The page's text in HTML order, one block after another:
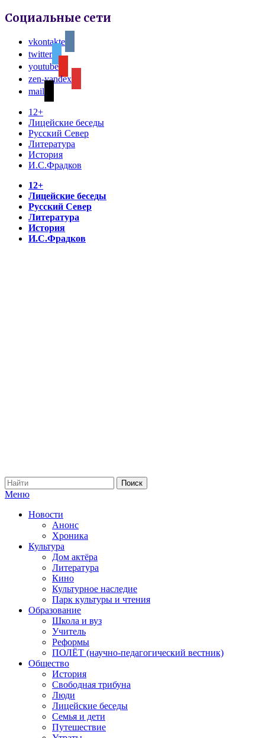
Социальные сети
vkontakte
twitter
youtube
zen-yandex
mail
12+
Лицейские беседы
Русский Север
Литература
История
И.С.Фрадков
12+
Лицейские беседы
Русский Север
Литература
История
И.С.Фрадков
Меню
Новости
Анонс
Хроника
Культура
Дом актёра
Литература
Кино
Культурное наследие
Парк культуры и чтения
Образование
Школа и вуз
Учитель
Реформы
ПОЛЁТ (научно-педагогический вестник)
Общество
История
Свободная трибуна
Люди
Лицейские беседы
Семья и дети
Путешествие